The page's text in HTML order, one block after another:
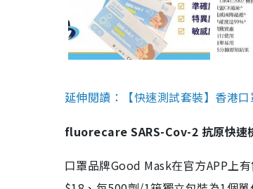
延伸閱讀：【快速測試套裝】香港
fluorecare SARS-Cov-2 抗原快速
口罩品牌Good Mask在官方APP上